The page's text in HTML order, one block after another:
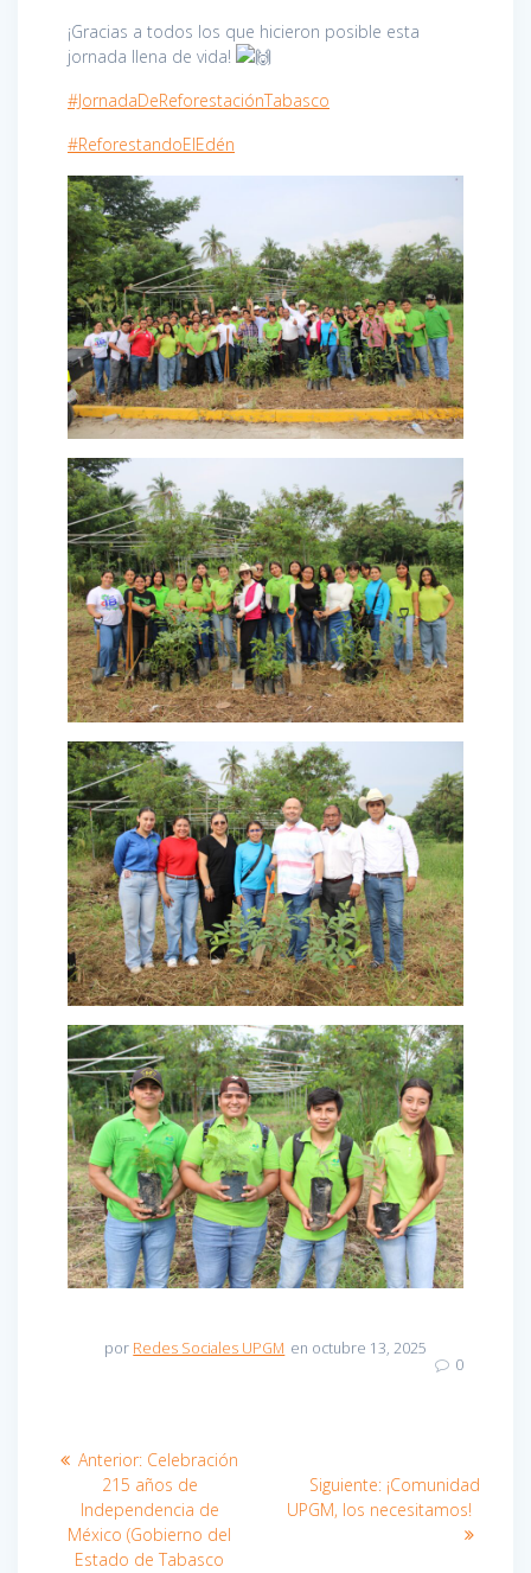
¡Gracias a todos los que hicieron posible esta
jornada llena de vida!
#JornadaDeReforestaciónTabasco
#ReforestandoElEdén
por Redes Sociales UPGM en octubre 13, 2025
0
Navegación
entradas
Anterior: Entrada
anterior:
Celebración
215 años de
Independencia de
México (Gobierno del
Estado de Tabasco
Siguiente: Entrada
siguiente:
¡Comunidad
UPGM, los necesitamos!